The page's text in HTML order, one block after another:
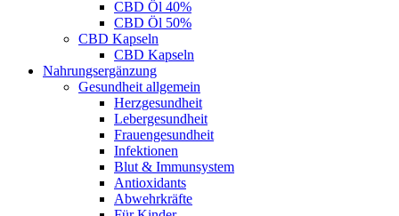
CBD Öl 40%
CBD Öl 50%
CBD Kapseln
CBD Kapseln
Nahrungsergänzung
Gesundheit allgemein
Herzgesundheit
Lebergesundheit
Frauengesundheit
Infektionen
Blut & Immunsystem
Antioxidants
Abwehrkräfte